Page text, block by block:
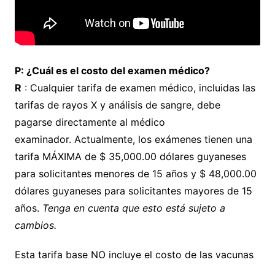
P: ¿Cuál es el costo del examen médico?
R : Cualquier tarifa de examen médico, incluidas las
tarifas de rayos X y análisis de sangre, debe
pagarse directamente al médico
examinador. Actualmente, los exámenes tienen una
tarifa MÁXIMA de $ 35,000.00 dólares guyaneses
para solicitantes menores de 15 años y $ 48,000.00
dólares guyaneses para solicitantes mayores de 15
años. Tenga en cuenta que esto está sujeto a
cambios.
Esta tarifa base NO incluye el costo de las vacunas